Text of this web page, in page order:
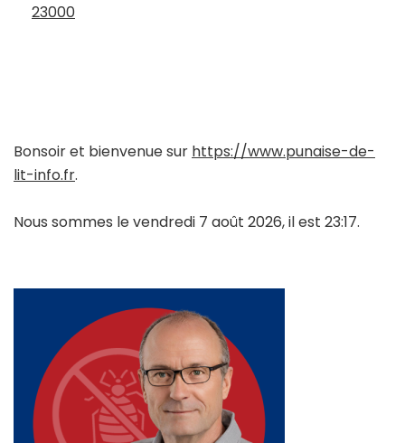
23000
Bonsoir et bienvenue sur https://www.punaise-de-
lit-info.fr.
Nous sommes le vendredi 7 août 2026, il est 23:17.